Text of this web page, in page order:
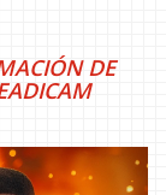
DE